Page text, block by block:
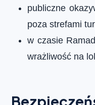
publiczne
poza strefami
w czasie
wrażliwość na